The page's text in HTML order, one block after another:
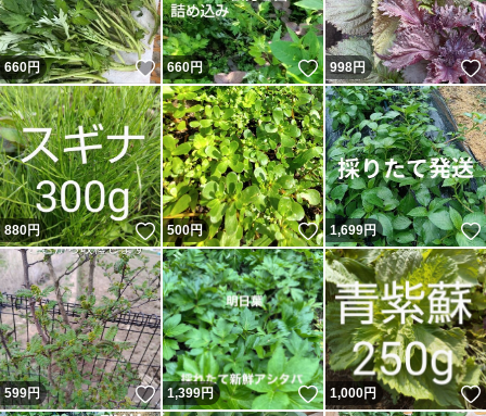
660円 いいね！
660円 いいね！
998円
880円 いいね！
500円 いいね！
1,699円
599円 いいね！
1,399円 いいね！
1,000円